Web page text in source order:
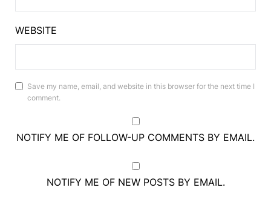
WEBSITE
Save my name, email, and website in this browser for the next time I
comment.
NOTIFY ME OF FOLLOW-UP COMMENTS BY EMAIL.
NOTIFY ME OF NEW POSTS BY EMAIL.